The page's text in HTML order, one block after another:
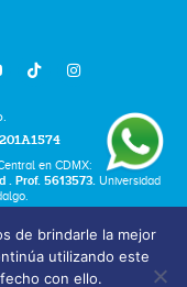
en CDMX:
. Prof. 5613573. Universidad
de brindarle la mejor
utilizando este
con ello.